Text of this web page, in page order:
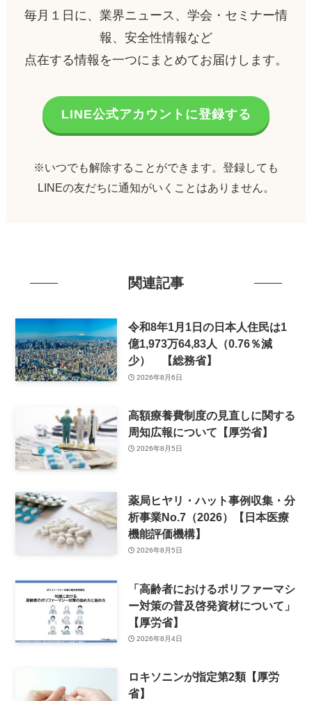
毎月１日に、業界ニュース、学会・セミナー情
報、安全性情報など
点在する情報を一つにまとめてお届けします。
LINE公式アカウントに登録する
※いつでも解除することができます。登録しても
LINEの友だちに通知がいくことはありません。
関連記事
令和8年1月1日の日本人住民は1
億1,973万64,83人（0.76％減
少） 【総務省】
2026年8月6日
高額療養費制度の見直しに関する
周知広報について【厚労省】
2026年8月5日
薬局ヒヤリ・ハット事例収集・分
析事業No.7（2026）【日本医療
機能評価機構】
2026年8月5日
「高齢者におけるポリファーマシ
ー対策の普及啓発資材について」
【厚労省】
2026年8月4日
ロキソニンが指定第2類【厚労
省】